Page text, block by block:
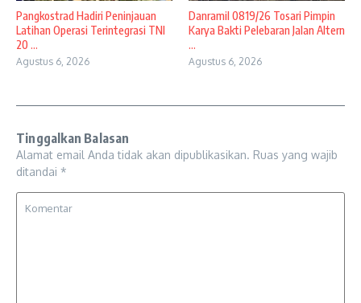
Pangkostrad Hadiri Peninjauan
Latihan Operasi Terintegrasi TNI
20 ...
Agustus 6, 2026
Danramil 0819/26 Tosari Pimpin
Karya Bakti Pelebaran Jalan Altern
...
Agustus 6, 2026
Tinggalkan Balasan
Alamat email Anda tidak akan dipublikasikan. Ruas yang wajib
ditandai *